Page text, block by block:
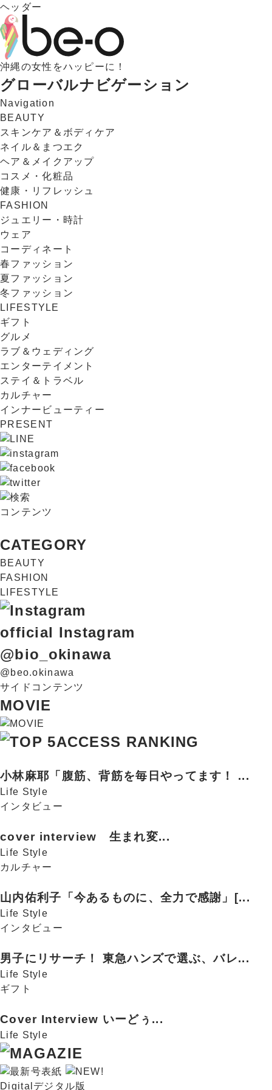
ヘッダー
沖縄の女性をハッピーに！
グローバルナビゲーション
Navigation
BEAUTY
スキンケア＆ボディケア
ネイル＆まつエク
ヘア＆メイクアップ
コスメ・化粧品
健康・リフレッシュ
FASHION
ジュエリー・時計
ウェア
コーディネート
春ファッション
夏ファッション
冬ファッション
LIFESTYLE
ギフト
グルメ
ラブ＆ウェディング
エンターテイメント
ステイ＆トラベル
カルチャー
インナービューティー
PRESENT
コンテンツ
CATEGORY
BEAUTY
FASHION
LIFESTYLE
official Instagram
@bio_okinawa
@beo.okinawa
サイドコンテンツ
MOVIE
ACCESS RANKING
小林麻耶「腹筋、背筋を毎日やってます！ ...
Life Style
インタビュー
cover interview 生まれ変...
Life Style
カルチャー
山内佑利子「今あるものに、全力で感謝」[...
Life Style
インタビュー
男子にリサーチ！ 東急ハンズで選ぶ、バレ...
Life Style
ギフト
Cover Interview いーどぅ...
Life Style
Digital デジタル版